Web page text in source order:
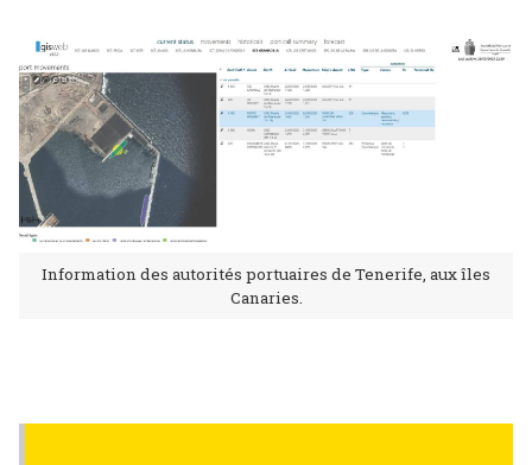
Information des autorités portuaires de Tenerife, aux îles
Canaries.